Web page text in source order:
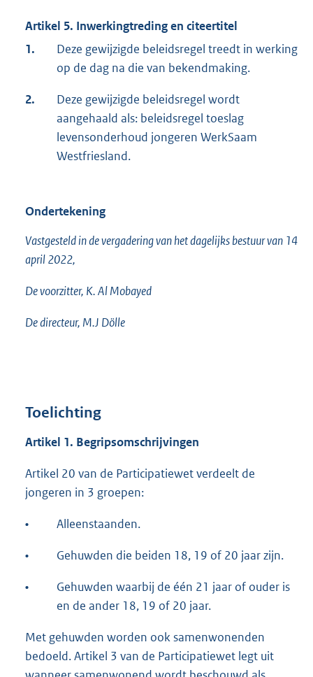
Artikel 5. Inwerkingtreding en citeertitel
1.
Deze gewijzigde beleidsregel treedt in werking
op de dag na die van bekendmaking.
2.
Deze gewijzigde beleidsregel wordt
aangehaald als: beleidsregel toeslag
levensonderhoud jongeren WerkSaam
Westfriesland.
Ondertekening
Vastgesteld in de vergadering van het dagelijks bestuur van 14
april 2022,
De voorzitter, K. Al Mobayed
De directeur, M.J Dölle
Toelichting
Artikel 1. Begripsomschrijvingen
Artikel 20 van de Participatiewet verdeelt de
jongeren in 3 groepen:
• Alleenstaanden.
• Gehuwden die beiden 18, 19 of 20 jaar zijn.
•
Gehuwden waarbij de één 21 jaar of ouder is
en de ander 18, 19 of 20 jaar.
Met gehuwden worden ook samenwonenden
bedoeld. Artikel 3 van de Participatiewet legt uit